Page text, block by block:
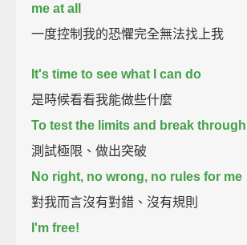
me at all
一度控制我的恐懼完全無法找上我
It's time to see what I can do
是時候看看我能做些什麼
To test the limits and break through
測試極限、做出突破
No right, no wrong, no rules for me
對我而言沒有對錯、沒有規則
I'm free!